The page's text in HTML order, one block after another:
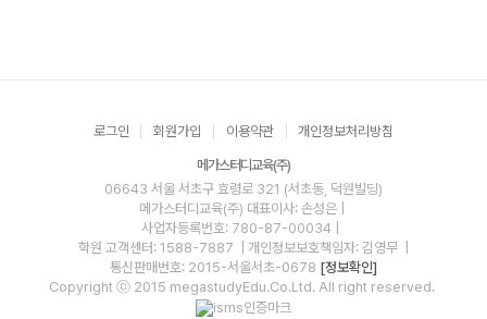
로그인 회원가입 이용약관 개인정보처리방침
메가스터디교육(주)
06643 서울 서초구 효령로 321 (서초동, 덕원빌딩)
메가스터디교육(주) 대표이사: 손성은 |
사업자등록번호: 780-87-00034
학원 고객센터: 1588-7887
| 개인정보보호책임자: 김영무
통신판매번호: 2015-서울서초-0678 [정보확인]
Copyright ⓒ 2015 megastudyEdu.Co.Ltd. All right reserved.